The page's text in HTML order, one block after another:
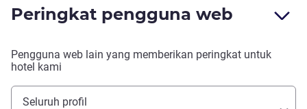
Peringkat pengguna web
Pengguna web lain yang memberikan peringkat untuk
hotel kami
Seluruh profil